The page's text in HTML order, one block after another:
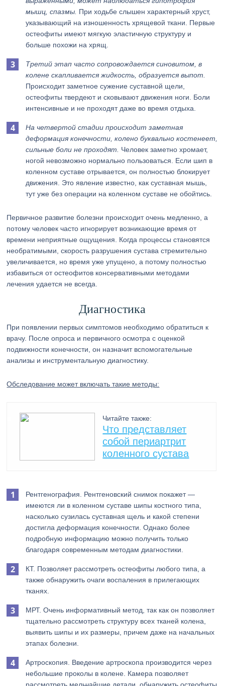
мышц, спазмы. При ходьбе слышен характерный хруст,
указывающий на изношенность хрящевой ткани. Первые
остеофиты имеют мягкую эластичную структуру и
больше похожи на хрящ.
Третий этап часто сопровождается синовитом, в
колене скапливается жидкость, образуется выпот.
Происходит заметное сужение суставной щели,
остеофиты твердеют и сковывают движения ноги. Боли
интенсивные и не проходят даже во время отдыха.
На четвертой стадии происходит заметная
деформация конечности, колено буквально костенеет,
сильные боли не проходят.
Человек заметно хромает,
ногой невозможно нормально пользоваться. Если шип в
коленном суставе отрывается, он полностью блокирует
движения. Это явление известно, как суставная мышь,
тут уже без операции на коленном суставе не обойтись.
Первичное развитие болезни происходит очень медленно, а
потому человек часто игнорирует возникающие время от
времени неприятные ощущения. Когда процессы становятся
необратимыми, скорость разрушения сустава стремительно
увеличивается, но время уже упущено, а потому полностью
избавиться от остеофитов консервативными методами
лечения удается не всегда.
Диагностика
При появлении первых симптомов необходимо обратиться к
врачу. После опроса и первичного осмотра с оценкой
подвижности конечности, он назначит вспомогательные
анализы и инструментальную диагностику.
Обследование может включать такие методы:
Читайте также:
Что представляет
собой периартрит
коленного сустава
Рентгенография. Рентгеновский снимок покажет —
имеются ли в коленном суставе шипы костного типа,
насколько сузилась суставная щель и какой степени
достигла деформация конечности. Однако более
подробную информацию можно получить только
благодаря современным методам диагностики.
КТ. Позволяет рассмотреть остеофиты любого типа, а
также обнаружить очаги воспаления в прилегающих
тканях.
МРТ. Очень информативный метод, так как он позволяет
тщательно рассмотреть структуру всех тканей колена,
выявить шипы и их размеры, причем даже на начальных
этапах болезни.
Артроскопия. Введение артроскопа производится через
небольшие проколы в колене. Камера позволяет